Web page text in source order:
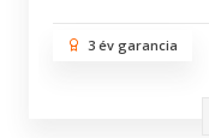
3 év garancia